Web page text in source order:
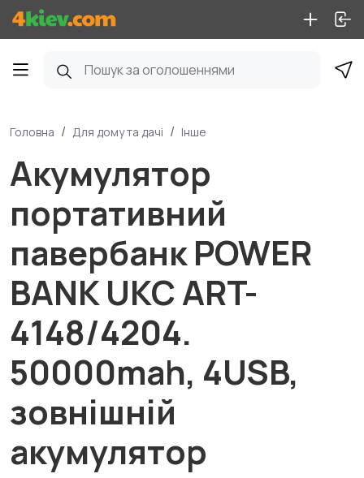
Головна Для дому та дачі Інше
Акумулятор
портативний
павербанк POWER
BANK UKC ART-
4148/4204.
50000mah, 4USB,
зовнішній
акумулятор